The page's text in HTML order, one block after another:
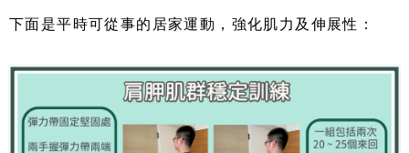
下面是平時可從事的居家運動，強化肌力及伸展性：